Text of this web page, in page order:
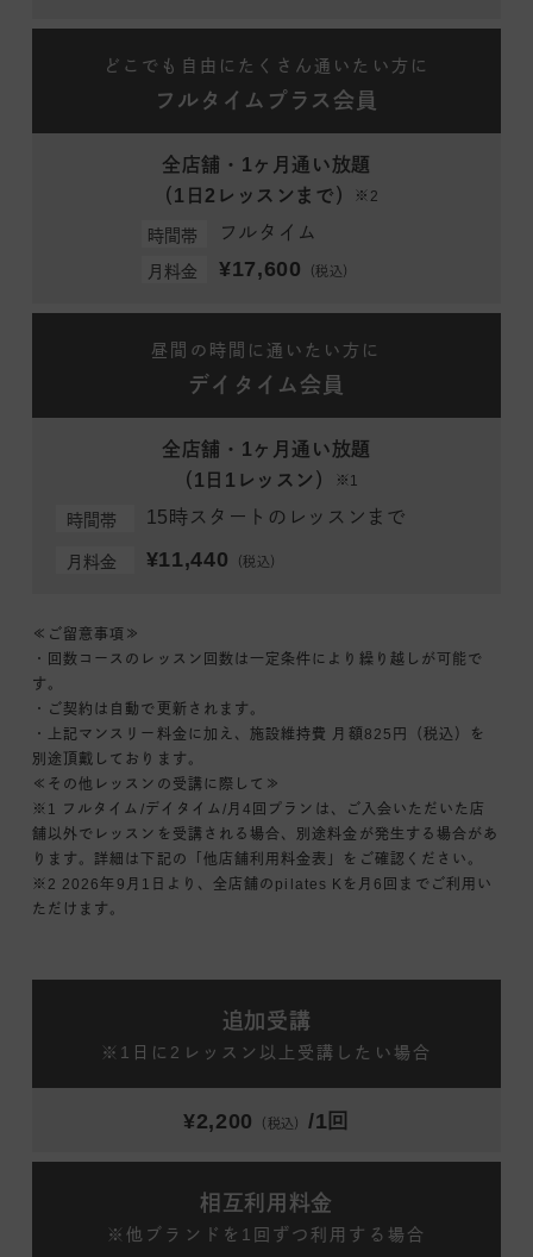
どこでも自由にたくさん通いたい方に
フルタイムプラス会員
全店舗・1ヶ月通い放題
（1日2レッスンまで）
※2
時間帯 フルタイム
月料金 ¥17,600 （税込）
昼間の時間に通いたい方に
デイタイム会員
全店舗・1ヶ月通い放題
（1日1レッスン）
※1
時間帯 15時スタートのレッスンまで
月料金 ¥11,440 （税込）
≪ご留意事項≫
・回数コースのレッスン回数は一定条件により繰り越しが可能で
す。
・ご契約は自動で更新されます。
・上記マンスリー料金に加え、施設維持費 月額825円（税込）を
別途頂戴しております。
≪その他レッスンの受講に際して≫
※1 フルタイム/デイタイム/月4回プランは、ご入会いただいた店
舗以外でレッスンを受講される場合、別途料金が発生する場合があ
ります。詳細は下記の「他店舗利用料金表」をご確認ください。
※2 2026年9月1日より、全店舗のpilates Kを月6回までご利用い
ただけます。
追加受講
※1日に2レッスン以上受講したい場合
¥2,200 （税込） /1回
相互利用料金
※他ブランドを1回ずつ利用する場合